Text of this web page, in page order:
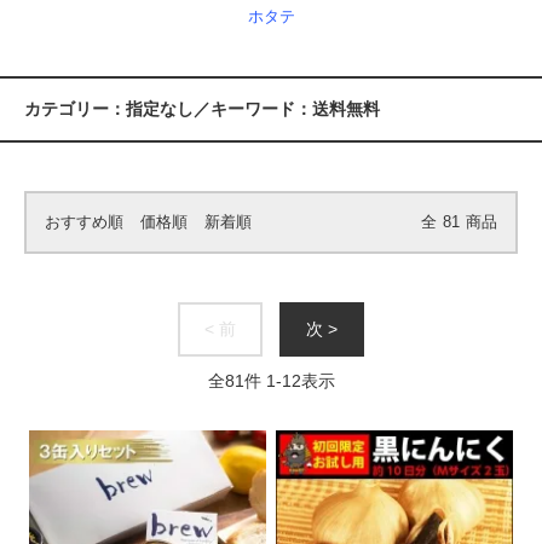
ホタテ
カテゴリー：指定なし／キーワード：送料無料
おすすめ順 価格順 新着順 全 81 商品
< 前 次 >
全81件 1-12表示